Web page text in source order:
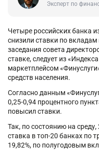
Эксперт по
Четыре российских банка
снизили ставки по
заседания совета
ставке, следует из
маркетплейсом
средств населения.
Согласно данным
0,25-0,94 процентного
повысил ставки.
Так, по состоянию на
ставка в топ-20 банках по
19,82%, по полугодовым